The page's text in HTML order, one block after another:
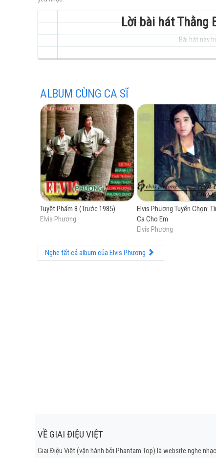
hay
nhất
Lời bài hát Thằng
Bài hát này
ALBUM CÙNG CA SĨ
Tuyệt Phẩm 8 (Trước 1985)
Elvis Phương
Elvis Phương Tuyển Chọn:
Ca Cho Em
Elvis Phương
Nghe tất cả album của Elvis Phương
VỀ GIAI ĐIỆU VIỆT
Giai Điệu Việt (vận hành bởi Phantam Top) là website nghe nhạc